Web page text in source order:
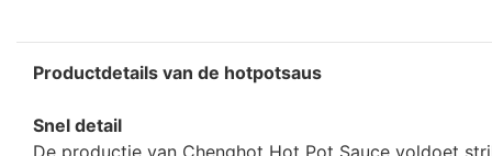
Productdetails van de hotpotsaus
Snel detail
De productie van Chenghot Hot Pot Sauce voldoet